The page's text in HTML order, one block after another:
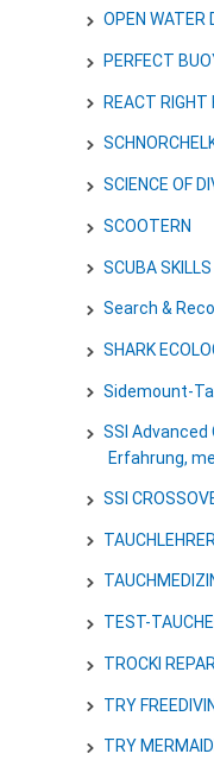
OPEN WATER
PERFECT
REACT RIGHT
SCIENCE OF
SCOOTERN
SCUBA
Search &
SHARK
Sidemount-
SSI
Erfahrung,
SSI
TEST-
TROCKI
TRY
TRY